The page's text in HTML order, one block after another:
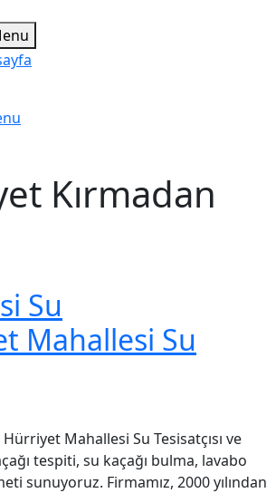
Kırmadan
Su
Mahallesi Su
Mahallesi Su Tesisatçısı ve
tespiti, su kaçağı bulma, lavabo
sunuyoruz. Firmamız, 2000 yılından